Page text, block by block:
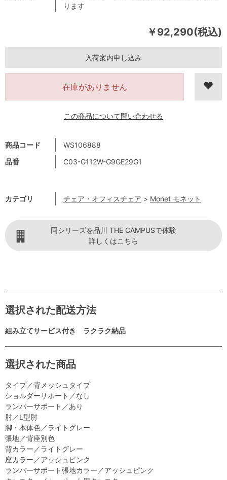
￥92,290(税込)
商品コード
WS106888
品番
C03-G112W-G9GE29G1
カテゴリ チェア・オフィスチェア > Monet モネット
ります
入荷案内申し込み
在庫がありません
この商品について問い合わせる
同シリーズを品川 THE CAMPUSで体験
詳しくはこちら
選択された配送方法
組み立てサービス付き ラクラク納品
選択された商品
タイプ／背メッシュタイプ
ショルダーサポート／なし
ランバーサポート／あり
肘／L型肘
脚・本体色／ライトグレー
張地／背座別色
背カラー／ライトグレー
座カラー／アッシュピンク
ランバーサポート張地カラー／アッシュピンク